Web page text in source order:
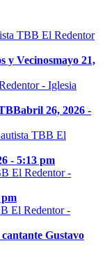
y Vecinosmayo 21,
abril 26, 2026 -
- 5:13 pm
pm
Gustavo